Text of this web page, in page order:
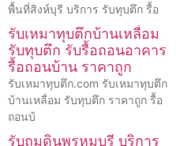
พื้นที่สิงห์บุรี บริการ รับทุบตึก รื้อ
รับเหมาทุบตึกบ้านเหลื่อม
รับทุบตึก รับรื้อถอนอาคาร
รื้อถอนบ้าน ราคาถูก
รับเหมาทุบตึก.com รับเหมาทุบตึก
บ้านเหลื่อม รับทุบตึก ราคาถูก รื้อ
ถอนบ้
รับถมดินพรหมบุรี บริการ